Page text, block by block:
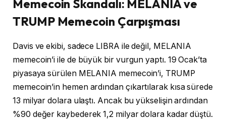
Memecoin Skandalı: MELANIA ve
TRUMP Memecoin Çarpışması
Davis ve ekibi, sadece LIBRA ile değil, MELANIA
memecoin’i ile de büyük bir vurgun yaptı. 19 Ocak’ta
piyasaya sürülen MELANIA memecoin’i, TRUMP
memecoin’in hemen ardından çıkartılarak kısa sürede
13 milyar dolara ulaştı. Ancak bu yükselişin ardından
%90 değer kaybederek 1,2 milyar dolara kadar düştü.